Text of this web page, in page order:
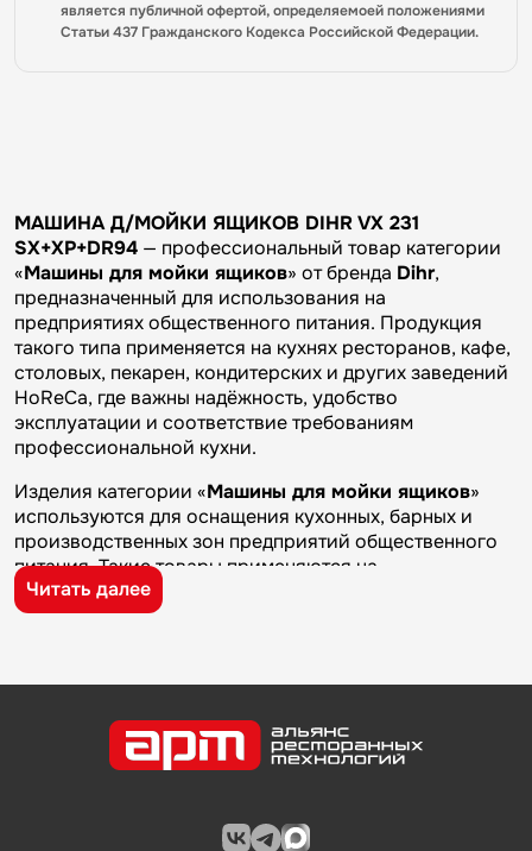
является публичной офертой, определяемоей положениями
Статьи 437 Гражданского Кодекса Российской Федерации.
МАШИНА Д/МОЙКИ ЯЩИКОВ DIHR VX 231
SX+XP+DR94 — профессиональный товар категории
«Машины для мойки ящиков» от бренда Dihr,
предназначенный для использования на
предприятиях общественного питания. Продукция
такого типа применяется на кухнях ресторанов, кафе,
столовых, пекарен, кондитерских и других заведений
HoReCa, где важны надёжность, удобство
эксплуатации и соответствие требованиям
профессиональной кухни.
Изделия категории «Машины для мойки ящиков»
используются для оснащения кухонных, барных и
производственных зон предприятий общественного
питания. Такие товары применяются на
профессиональных кухнях ресторанов и кафе, в
столовых, пекарнях, кондитерских и на пищевых
работы.
Dihr известен на рынке профессионального
оборудования и кухонного инвентаря благодаря
предприятиях общественного питания и подходит для
Читать далее